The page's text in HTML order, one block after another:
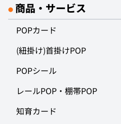
● 商品・サービス
POPカード
(紐掛け)首掛けPOP
POPシール
レールPOP・棚帯POP
知育カード